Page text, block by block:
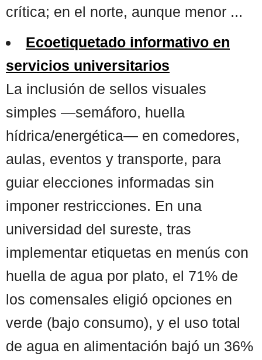
crítica; en el norte, aunque menor ...
Ecoetiquetado informativo en
servicios universitarios
La inclusión de sellos visuales
simples —semáforo, huella
hídrica/energética— en comedores,
aulas, eventos y transporte, para
guiar elecciones informadas sin
imponer restricciones. En una
universidad del sureste, tras
implementar etiquetas en menús con
huella de agua por plato, el 71% de
los comensales eligió opciones en
verde (bajo consumo), y el uso total
de agua en alimentación bajó un 36%